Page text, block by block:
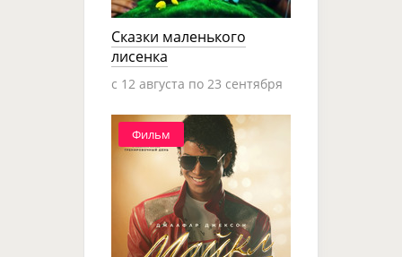
Сказки маленького
лисенка
c 12 августа по 23 сентября
Фильм